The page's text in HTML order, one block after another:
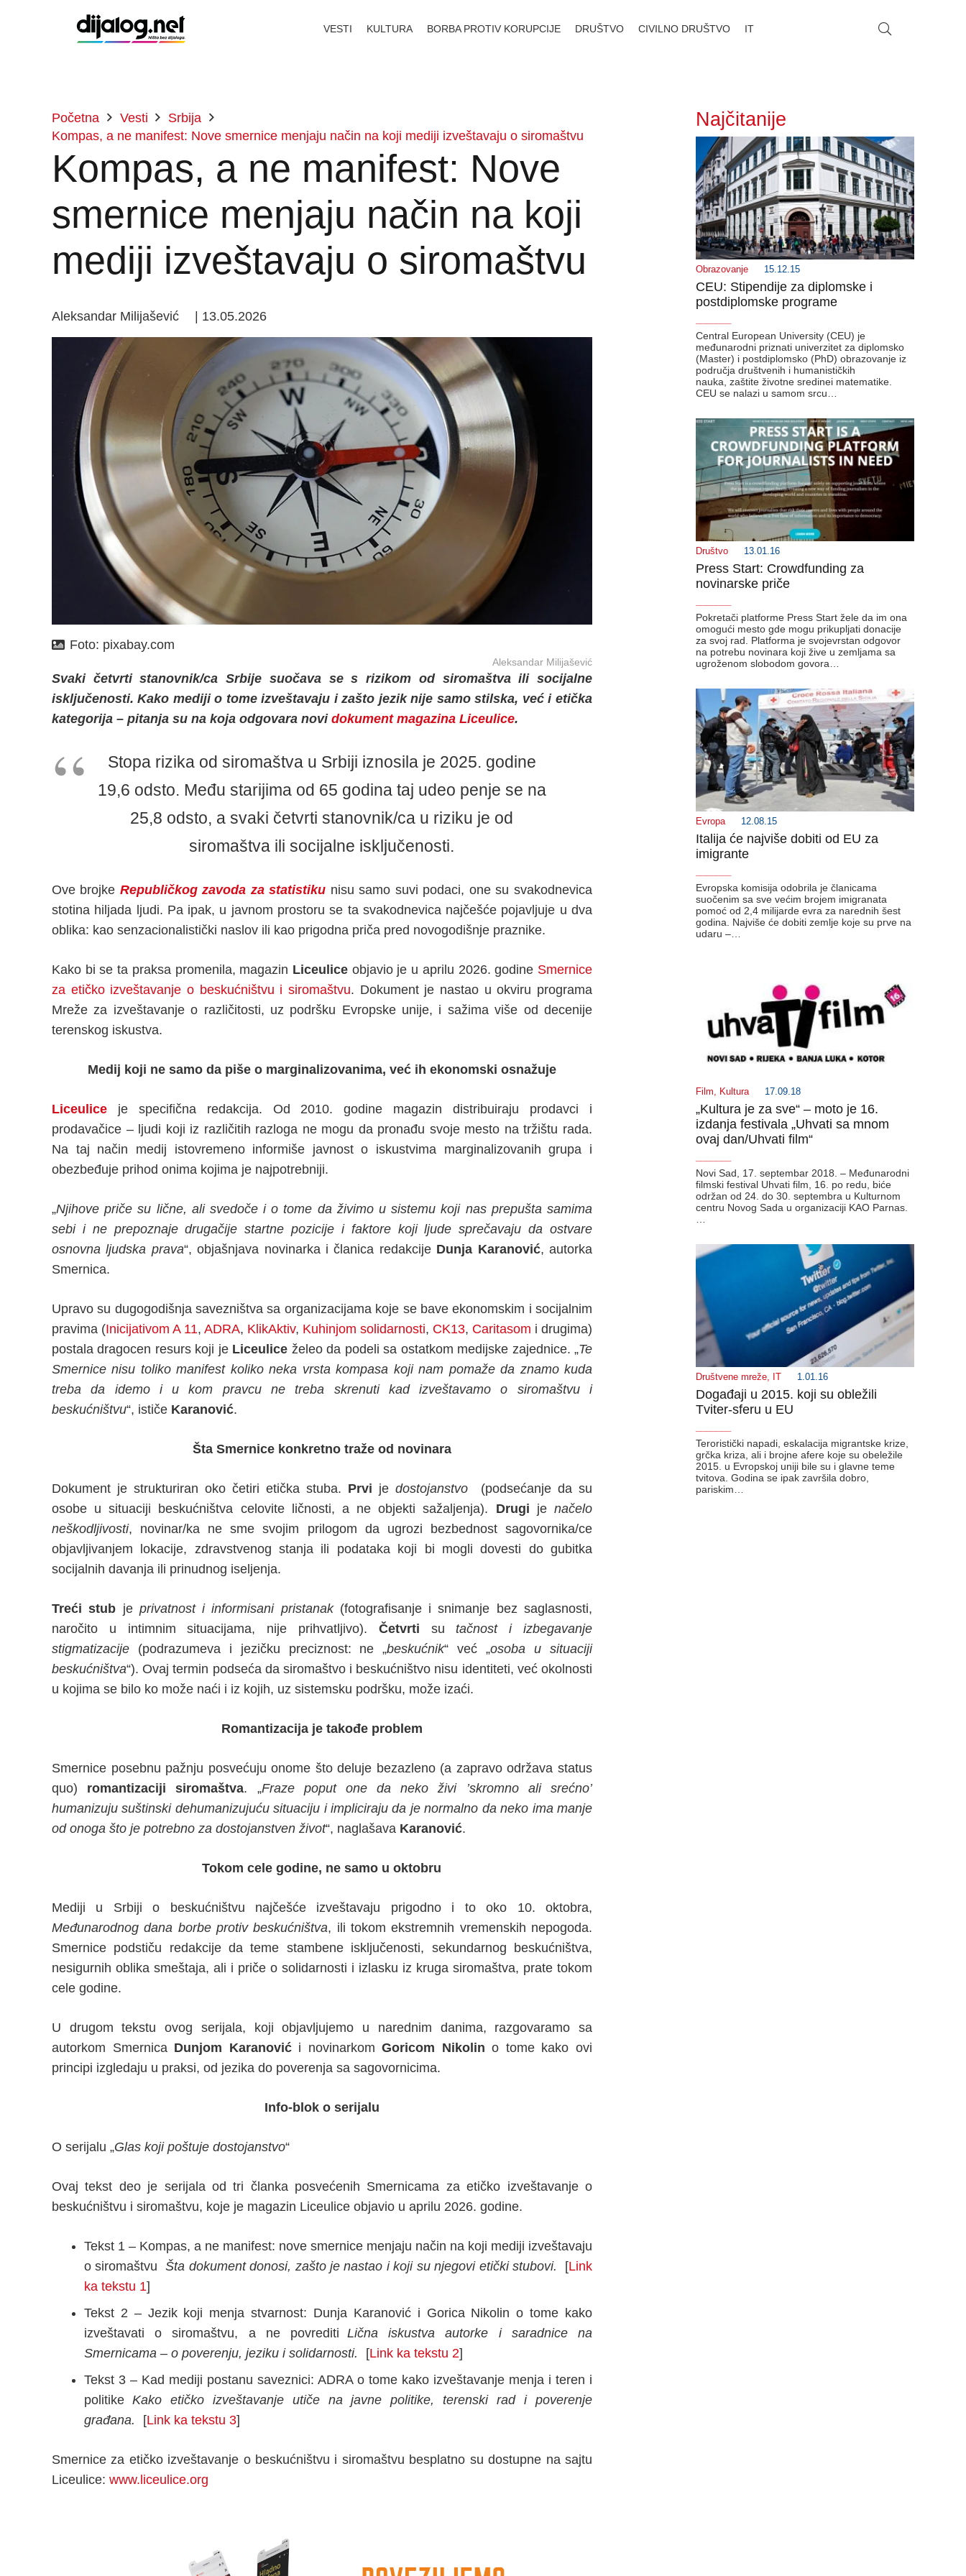
VESTI KULTURA BORBA PROTIV KORUPCIJE DRUŠTVO CIVILNO DRUŠTVO IT
Početna Vesti
Srbija
Kompas, a ne manifest: Nove smernice menjaju način na koji mediji izveštavaju o siromaštvu
Kompas, a ne manifest: Nove
smernice menjaju način na koji
mediji izveštavaju o siromaštvu
Aleksandar Milijašević 13.05.2026
Foto: pixabay.com
Aleksandar Milijašević
Svaki četvrti stanovnik/ca Srbije suočava se s rizikom od siromaštva ili socijalne
isključenosti. Kako mediji o tome izveštavaju i zašto jezik nije samo stilska, već i etička
kategorija – pitanja su na koja odgovara novi dokument magazina Liceulice.
Stopa rizika od siromaštva u Srbiji iznosila je 2025. godine
19,6 odsto. Među starijima od 65 godina taj udeo penje se na
25,8 odsto, a svaki četvrti stanovnik/ca u riziku je od
siromaštva ili socijalne isključenosti.
Ove brojke Republičkog zavoda za statistiku nisu samo suvi podaci, one su svakodnevica
stotina hiljada ljudi. Pa ipak, u javnom prostoru se ta svakodnevica najčešće pojavljuje u dva
oblika: kao senzacionalistički naslov ili kao prigodna priča pred novogodišnje praznike.
Kako bi se ta praksa promenila, magazin Liceulice objavio je u aprilu 2026. godine Smernice
za etičko izveštavanje o beskućništvu i siromaštvu. Dokument je nastao u okviru programa
Mreže za izveštavanje o različitosti, uz podršku Evropske unije, i sažima više od decenije
terenskog iskustva.
Medij koji ne samo da piše o marginalizovanima, već ih ekonomski osnažuje
Liceulice je specifična redakcija. Od 2010. godine magazin distribuiraju prodavci i
prodavačice – ljudi koji iz različitih razloga ne mogu da pronađu svoje mesto na tržištu rada.
Na taj način medij istovremeno informiše javnost o iskustvima marginalizovanih grupa i
obezbeđuje prihod onima kojima je najpotrebniji.
„Njihove priče su lične, ali svedoče i o tome da živimo u sistemu koji nas prepušta samima
sebi i ne prepoznaje drugačije startne pozicije i faktore koji ljude sprečavaju da ostvare
osnovna ljudska prava“, objašnjava novinarka i članica redakcije Dunja Karanović, autorka
Smernica.
Upravo su dugogodišnja savezništva sa organizacijama koje se bave ekonomskim i socijalnim
pravima (Inicijativom A 11, ADRA, KlikAktiv, Kuhinjom solidarnosti, CK13, Caritasom i drugima)
postala dragocen resurs koji je Liceulice želeo da podeli sa ostatkom medijske zajednice. „Te
Smernice nisu toliko manifest koliko neka vrsta kompasa koji nam pomaže da znamo kuda
treba da idemo i u kom pravcu ne treba skrenuti kad izveštavamo o siromaštvu i
beskućništvu“, ističe Karanović.
Šta Smernice konkretno traže od novinara
Dokument je strukturiran oko četiri etička stuba. Prvi je dostojanstvo (podsećanje da su
osobe u situaciji beskućništva celovite ličnosti, a ne objekti sažaljenja). Drugi je načelo
neškodljivosti, novinar/ka ne sme svojim prilogom da ugrozi bezbednost sagovornika/ce
objavljivanjem lokacije, zdravstvenog stanja ili podataka koji bi mogli dovesti do gubitka
socijalnih davanja ili prinudnog iseljenja.
Treći stub je privatnost i informisani pristanak(fotografisanje i snimanje bez saglasnosti,
naročito u intimnim situacijama, nije prihvatljivo). Četvrti sutačnost i izbegavanje
stigmatizacije (podrazumeva i jezičku preciznost: ne „beskućnik“ već „osoba u situaciji
beskućništva“). Ovaj termin podseća da siromaštvo i beskućništvo nisu identiteti, već okolnosti
u kojima se bilo ko može naći i iz kojih, uz sistemsku podršku, može izaći.
Romantizacija je takođe problem
Smernice posebnu pažnju posvećuju onome što deluje bezazleno (a zapravo održava status
quo) romantizaciji siromaštva. „Fraze poput one da neko živi ’skromno ali srećno’
humanizuju suštinski dehumanizujuću situaciju i impliciraju da je normalno da neko ima manje
od onoga što je potrebno za dostojanstven život“, naglašava Karanović.
Tokom cele godine, ne samo u oktobru
Mediji u Srbiji o beskućništvu najčešće izveštavaju prigodno i to oko 10. oktobra,
Međunarodnog dana borbe protiv beskućništva, ili tokom ekstremnih vremenskih nepogoda.
Smernice podstiču redakcije da teme stambene isključenosti, sekundarnog beskućništva,
nesigurnih oblika smeštaja, ali i priče o solidarnosti i izlasku iz kruga siromaštva, prate tokom
cele godine.
U drugom tekstu ovog serijala, koji objavljujemo u narednim danima, razgovaramo sa
autorkom Smernica Dunjom Karanovići novinarkomGoricom Nikolin o tome kako ovi
principi izgledaju u praksi, od jezika do poverenja sa sagovornicima.
Info-blok o serijalu
O serijalu „Glas koji poštuje dostojanstvo“
Ovaj tekst deo je serijala od tri članka posvećenih Smernicama za etičko izveštavanje o
beskućništvu i siromaštvu, koje je magazin Liceulice objavio u aprilu 2026. godine.
Tekst 1 – Kompas, a ne manifest: nove smernice menjaju način na koji mediji izveštavaju
o siromaštvuŠta dokument donosi, zašto je nastao i koji su njegovi etički stubovi. [Link
ka tekstu 1]
Tekst 2 – Jezik koji menja stvarnost: Dunja Karanović i Gorica Nikolin o tome kako
izveštavati o siromaštvu, a ne povrediti Lična iskustva autorke i saradnice na
Smernicama – o poverenju, jeziku i solidarnosti. [Link ka tekstu 2]
Tekst 3 – Kad mediji postanu saveznici: ADRA o tome kako izveštavanje menja i teren i
politike Kako etičko izveštavanje utiče na javne politike, terenski rad i poverenje
građana. [Link ka tekstu 3]
Smernice za etičko izveštavanje o beskućništvu i siromaštvu besplatno su dostupne na sajtu
Liceulice: www.liceulice.org
Najčitanije
Obrazovanje 15.12.15
CEU: Stipendije za diplomske i
postdiplomske programe
Central European University (CEU) je
međunarodni priznati univerzitet za diplomsko
(Master) i postdiplomsko (PhD) obrazovanje iz
područja društvenih i humanističkih
nauka, zaštite životne sredinei matematike.
CEU se nalazi u samom srcu…
Društvo 13.01.16
Press Start: Crowdfunding za
novinarske priče
Pokretači platforme Press Start žele da im ona
omogući mesto gde mogu prikupljati donacije
za svoj rad. Platforma je svojevrstan odgovor
na potrebu novinara koji žive u zemljama sa
ugroženom slobodom govora…
Evropa 12.08.15
Italija će najviše dobiti od EU za
imigrante
Evropska komisija odobrila je članicama
suočenim sa sve većim brojem imigranata
pomoć od 2,4 milijarde evra za narednih šest
godina. Najviše će dobiti zemlje koje su prve na
udaru –…
Film, Kultura 17.09.18
„Kultura je za sve“ – moto je 16.
izdanja festivala „Uhvati sa mnom
ovaj dan/Uhvati film“
Novi Sad, 17. septembar 2018. – Međunarodni
filmski festival Uhvati film, 16. po redu, biće
održan od 24. do 30. septembra u Kulturnom
centru Novog Sada u organizaciji KAO Parnas.
Društvene mreže, 1.01.16
Događaji u 2015. koji su obležili
Tviter-sferu u EU
Teroristički napadi, eskalacija migrantske krize,
grčka kriza, ali i brojne afere koje su obeležile
2015. u Evropskoj uniji bile su i glavne teme
tvitova. Godina se ipak završila dobro,
pariskim…